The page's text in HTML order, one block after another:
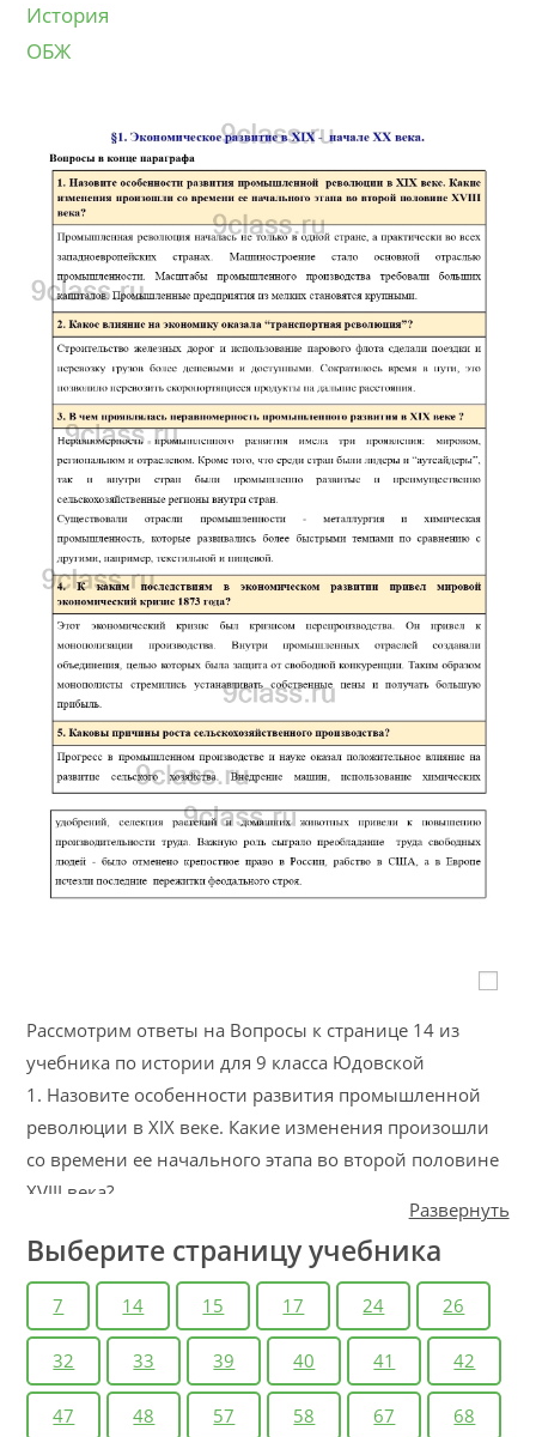
История
ОБЖ
Развернуть
Рассмотрим ответы на Вопросы к странице 14 из
учебника по истории для 9 класса Юдовской
1. Назовите особенности развития промышленной
революции в XIX веке. Какие изменения произошли
со времени ее начального этапа во второй половине
XVIII века?
“транспортная революция”?
3. В чем проявлялась неравномерность
промышленного развития в XIX веке ?
4. К каким последствиям в экономическом развитии
привел мировой экономический кризис 1873 года?
5. Каковы причины роста сельскохозяйственного
Выберите страницу учебника
7 14 15 17 24 26
32 33 39 40 41 42
47 48 57 58 67 68